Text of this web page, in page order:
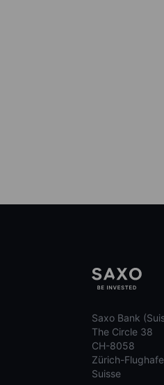
Saxo Bank
The Circle 38
CH-8058
Zürich-
Suisse